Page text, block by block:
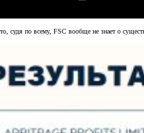
судя по всему, FSC вообще не знает о